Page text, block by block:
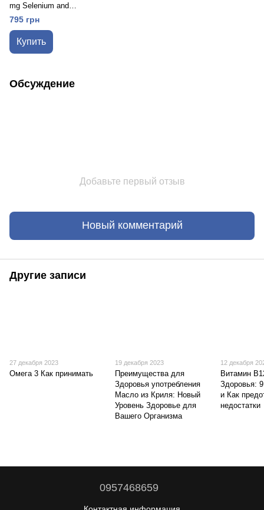
mg Selenium and
Vitamin E 100 софт
гелевых капсул
795 грн
Купить
Обсуждение
Добавьте первый отзыв
Новый комментарий
Другие записи
27 декабря 2023
Омега 3 Как принимать
19 декабря 2023
Преимущества для
Здоровья употребления
Масло из Криля: Новый
Уровень Здоровье для
Вашего Организма
12 декабря
Витамин
Здоровья:
и Как
недостатки
0957468659